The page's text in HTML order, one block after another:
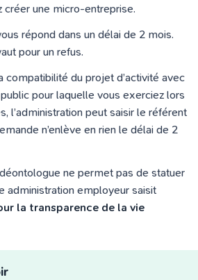
créer une micro-entreprise.
répond dans un délai de 2 mois.
pour un refus.
compatibilité du projet d’activité avec
pour laquelle vous exerciez lors
l’administration peut saisir le référent
n’enlève en rien le délai de 2
ne permet pas de statuer
administration employeur saisit
la transparence de la vie